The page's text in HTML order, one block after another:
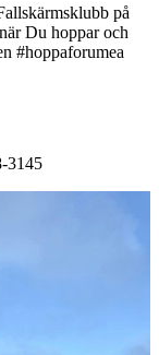
på
Du hoppar och
#hoppaforumea
3145